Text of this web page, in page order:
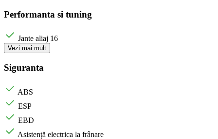
Performanta si tuning
Jante aliaj 16
Vezi mai mult
Siguranta
ABS
ESP
EBD
Asistență electrica la frânare